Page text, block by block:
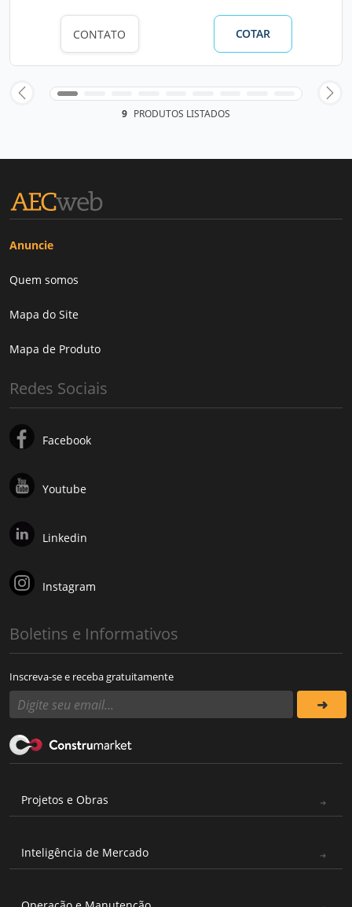
CONTATO COTAR
9 PRODUTOS LISTADOS
Anuncie
Quem somos
Mapa do Site
Mapa de Produto
Redes Sociais
Facebook
Youtube
Linkedin
Instagram
Boletins e Informativos
Inscreva-se e receba gratuitamente
Projetos e Obras
Inteligência de Mercado